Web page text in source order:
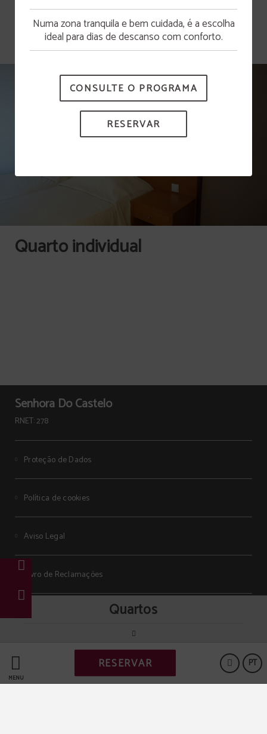
MENU
PT
RESERVAR
Quartos
Quarto individual
Senhora Do Castelo
RNET: 278
Proteção de Dados
Política de cookies
Aviso Legal
Livro de Reclamações
Powered by Keytel
Abertura da piscina
A piscina estará disponível a partir de 15 de junho.
Numa zona tranquila e bem cuidada, é a escolha
ideal para dias de descanso com conforto.
CONSULTE O PROGRAMA
RESERVAR